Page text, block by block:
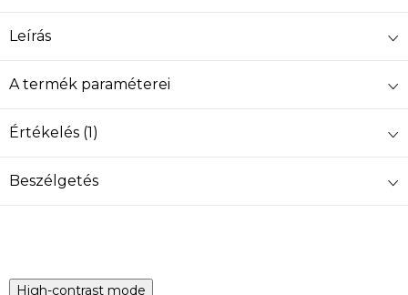
Leírás
A termék paraméterei
Értékelés (1)
Beszélgetés
High-contrast mode